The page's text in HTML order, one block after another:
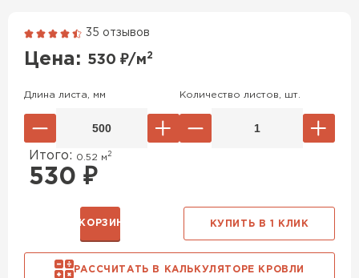
35 отзывов
Цена: 530 ₽/м2
Длина листа, мм Количество листов, шт.
Итого: 0.52 м 2
530 ₽
РАССЧИТАТЬ В КАЛЬКУЛЯТОРЕ КРОВЛИ
В КОРЗИНУ КУПИТЬ В 1 КЛИК
Гибкая черепица